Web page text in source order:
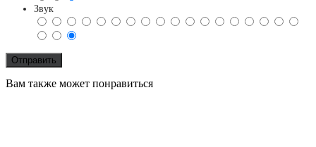
Звук
Вам также может понравиться